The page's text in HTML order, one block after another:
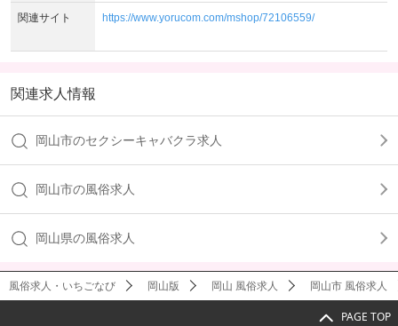
関連サイト https://www.yorucom.com/mshop/72106559/
関連求人情報
岡山市のセクシーキャバクラ求人
岡山市の風俗求人
岡山県の風俗求人
風俗求人・いちごなび 岡山版 岡山 風俗求人 岡山市 風俗求人
PAGE TOP